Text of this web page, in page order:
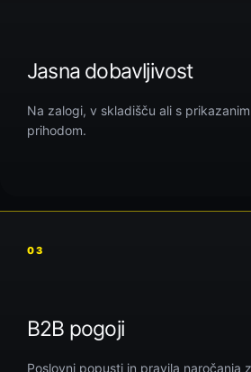
Jasna dobavljivost
Na zalogi, v skladišču ali s
prihodom.
03
B2B pogoji
Poslovni popusti in pravila naročanja